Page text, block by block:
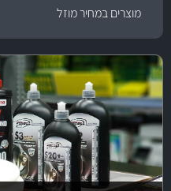
מוצרים במחיר מוזל